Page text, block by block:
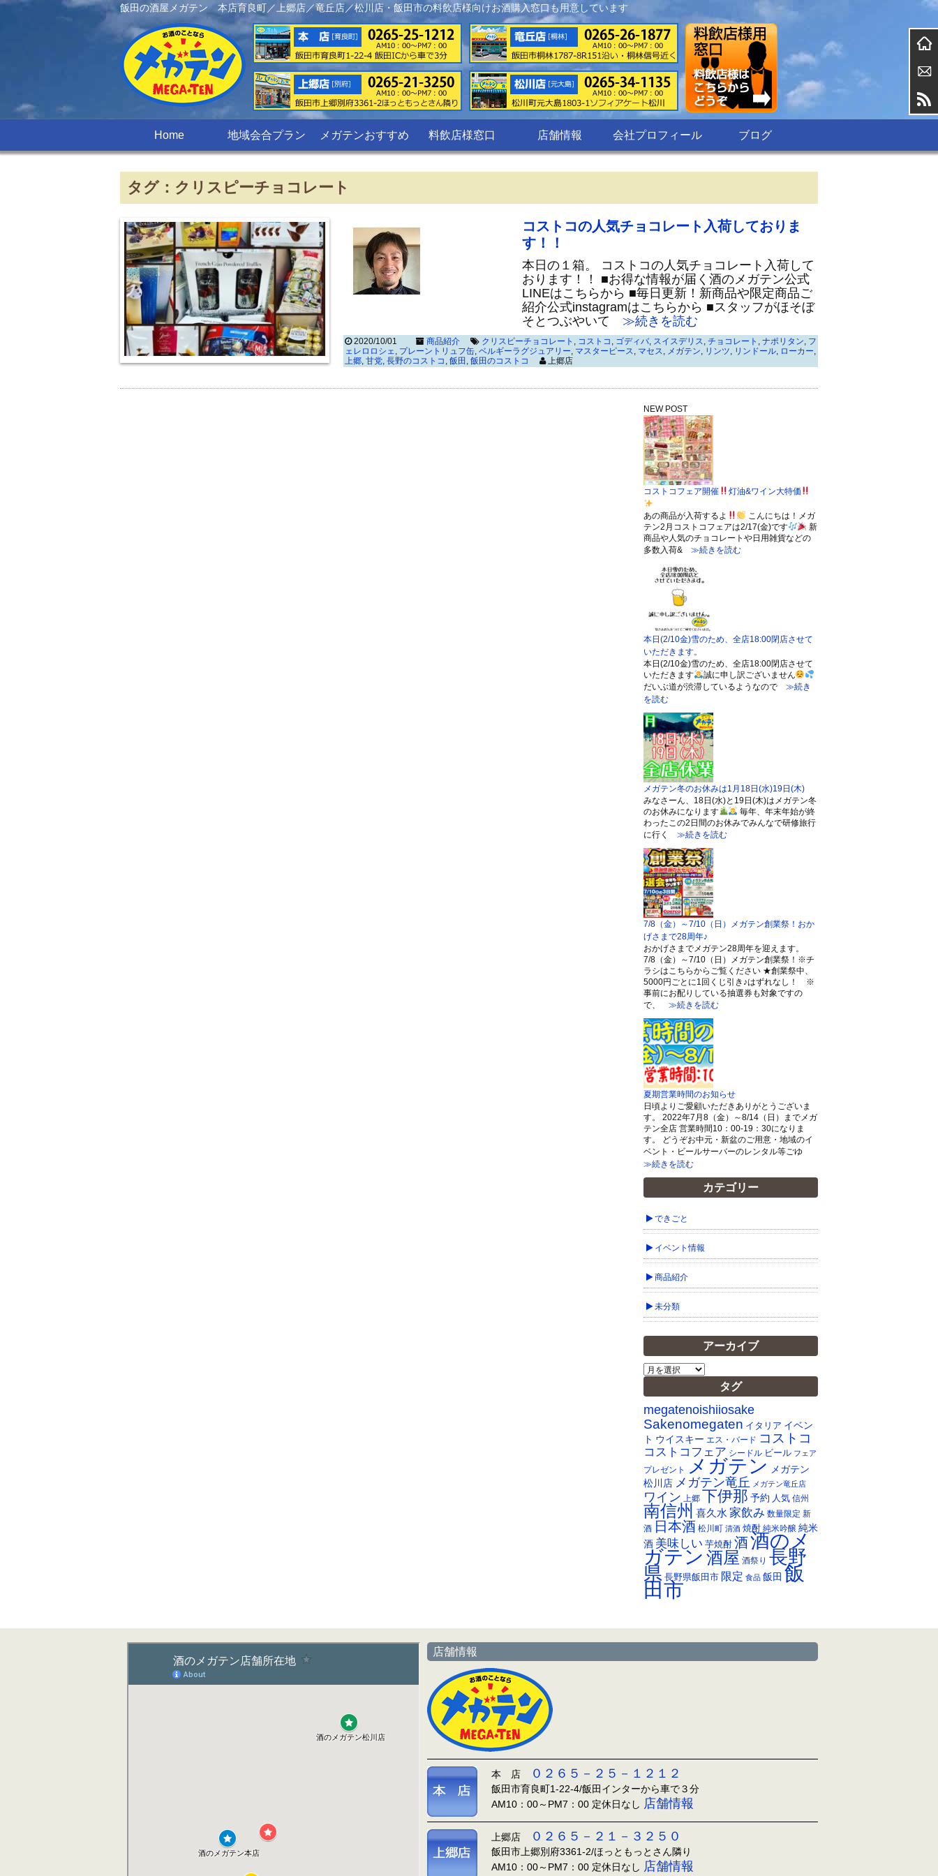
飯田の酒屋メガテン 本店育良町／上郷店／竜丘店／松川店・飯田市の料飲店様向けお酒購入窓口も用意しています
Home 地域会合プラン メガテンおすすめ 料飲店様窓口 店舗情報 会社プロフィール ブログ
タグ：クリスピーチョコレート
コストコの人気チョコレート入荷しておりま
す！！
本日の１箱。 コストコの人気チョコレート入荷して
おります！！ ■お得な情報が届く酒のメガテン公式
LINEはこちらから ■毎日更新！新商品や限定商品ご
紹介公式instagramはこちらから ■スタッフがほそぼ
そとつぶやいて
≫続きを読む
2020/10/01 商品紹介 クリスピーチョコレート , コストコ , ゴディバ, スイスデリス, チョコレート , ナポリタン, フ
ェレロロシェ, プレーントリュフ缶, ベルギーラグジュアリー, マスターピース, マセス, メガテン, リンツ, リンドール, ローカー,
上郷, 甘党, 長野のコストコ , 飯田 , 飯田のコストコ 上郷店
NEW POST
コストコフェア開催 灯油&ワイン大特価
あの商品が入荷するよ
こんにちは！メガ
テン2月コストコフェアは2/17(金)です
新
商品や人気のチョコレートや日用雑貨などの
多数入荷& ≫続きを読む
本日(2/10金)雪のため、全店18:00閉店させて
いただきます。
本日(2/10金)雪のため、全店18:00閉店させて
いただきます
誠に申し訳ございません
だいぶ道が渋滞しているようなので ≫続き
を読む
メガテン冬のお休みは1月18日(水)19日(木)
みなさーん、18日(水)と19日(木)はメガテン冬
のお休みになります
毎年、年末年始が終
わったこの2日間のお休みでみんなで研修旅行
に行く
≫続きを読む
7/8（金）～7/10（日）メガテン創業祭！おか
げさまで28周年♪
おかげさまでメガテン28周年を迎えます。
7/8（金）～7/10（日）メガテン創業祭！※チ
ラシはこちらからご覧ください ★創業祭中、
5000円ごとに1回くじ引き♪はずれなし！ ※
事前にお配りしている抽選券も対象ですの
で、
≫続きを読む
夏期営業時間のお知らせ
日頃よりご愛顧いただきありがとうございま
す。 2022年7月8（金）～8/14（日）までメガ
テン全店 営業時間10：00-19：30になりま
す。 どうぞお中元・新盆のご用意・地域のイ
ベント・ビールサーバーのレンタル等ごゆ
≫続きを読む
カテゴリー
できごと
イベント情報
商品紹介
未分類
アーカイブ
ア
ー
カ
イ
ブ
タグ
megatenoishiiosake
Sakenomegaten イタリア イベン
ト ウイスキー エス・バード コストコ
コストコフェア シードル ビール フェア
プレゼント メガテン
メガテン
松川店 メガテン竜丘 メガテン竜丘店
ワイン 上郷 下伊那 予約 人気 信州
南信州 喜久水 家飲み 数量限定 新
酒 日本酒 松川町 清酒 焼酎 純米吟醸 純米
酒 美味しい 芋焼酎 酒酒のメ
ガテン 酒屋 酒祭り 長野
県 長野県飯田市 限定 食品 飯田 飯
田市
店舗情報
本 店 ０２６５－２５－１２１２
飯田市育良町1-22-4/飯田インターから車で３分
AM10：00～PM7：00 定休日なし 店舗情報
上郷店 ０２６５－２１－３２５０
飯田市上郷別府3361-2/ほっともっとさん隣り
AM10：00～PM7：00 定休日なし 店舗情報